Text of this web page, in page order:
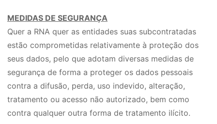
MEDIDAS DE SEGURANÇA
Quer a RNA quer as entidades suas subcontratadas
estão comprometidas relativamente à proteção dos
seus dados, pelo que adotam diversas medidas de
segurança de forma a proteger os dados pessoais
contra a difusão, perda, uso indevido, alteração,
tratamento ou acesso não autorizado, bem como
contra qualquer outra forma de tratamento ilícito.